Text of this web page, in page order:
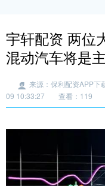
宇轩配资 两位
混动汽车将是
来源：保利配资APP下
09 10:33:27
查看：119